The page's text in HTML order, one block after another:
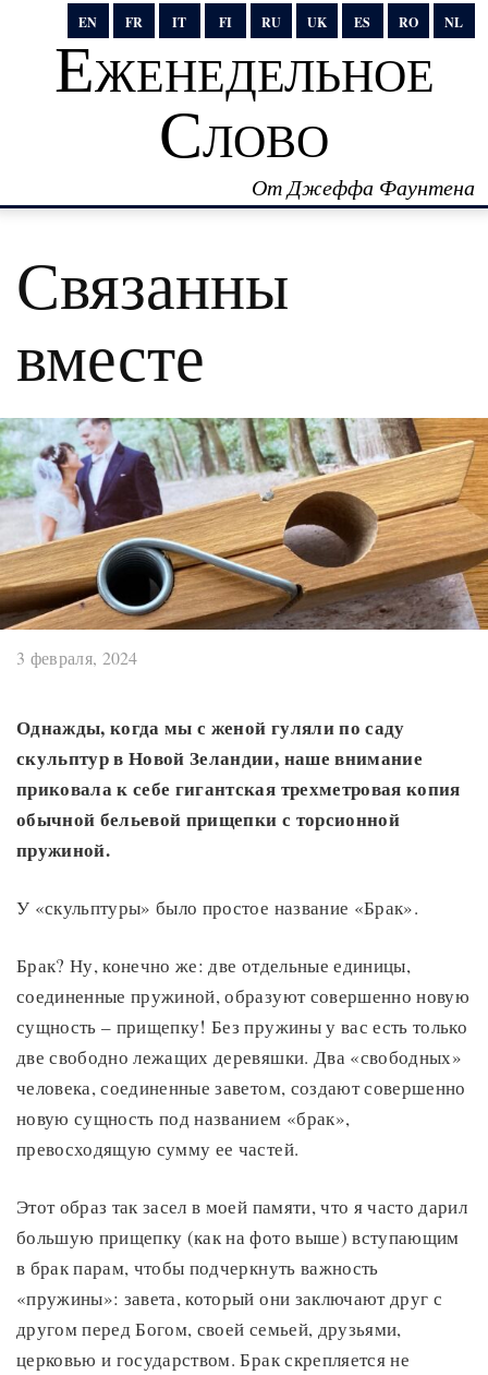
EN FR IT FI RU UK ES RO NL
Еженедельное
Слово
От Джеффа Фаунтена
Связанны
вместе
3 февраля, 2024
Однажды, когда мы с женой гуляли по саду
скульптур в Новой Зеландии, наше внимание
приковала к себе гигантская трехметровая копия
обычной бельевой прищепки с торсионной
пружиной.
У «скульптуры» было простое название «Брак».
Брак? Ну, конечно же: две отдельные единицы,
соединенные пружиной, образуют совершенно новую
сущность – прищепку! Без пружины у вас есть только
две свободно лежащих деревяшки. Два «свободных»
человека, соединенные заветом, создают совершенно
новую сущность под названием «брак»,
превосходящую сумму ее частей.
Этот образ так засел в моей памяти, что я часто дарил
большую прищепку (как на фото выше) вступающим
в брак парам, чтобы подчеркнуть важность
«пружины»: завета, который они заключают друг с
другом перед Богом, своей семьей, друзьями,
церковью и государством. Брак скрепляется не